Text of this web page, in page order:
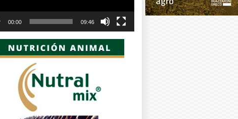
00:00 09:46